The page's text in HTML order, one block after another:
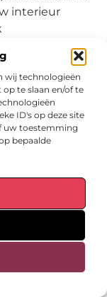
wij technologieën
te slaan en/of te
ID's op deze site
uw toestemming
bepaalde
interieur
de beste
dit jaar?
klaar?
het
jouw tuin!